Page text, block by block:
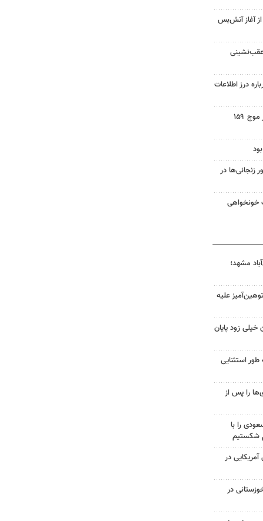
غزه از آغاز آتش‌بس
عقب‌نشینی
درز اطلاعات
اجتماع مردم ولایتمدار گناباد در موج ۱۵۹
در
خونخواهی
مشهد؛
علیه
خیلی زود پایان
طور استثنایی
را پس از
را با
شکستیم
۷۰۰ نظامی آمریکایی در
در